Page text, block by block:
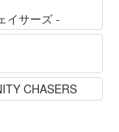
イサーズ -
CHASERS